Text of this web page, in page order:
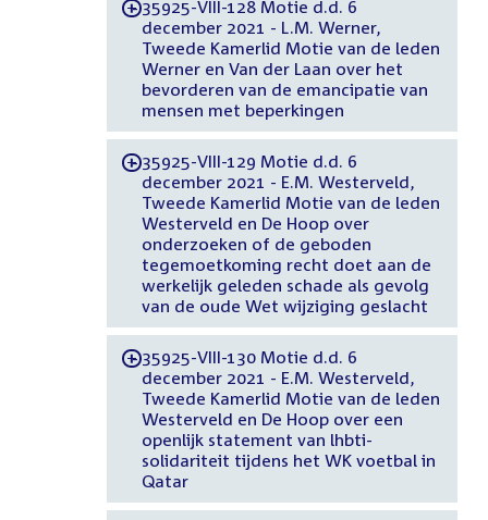
-35925-VIII-128 Motie d.d. 6
december 2021 - L.M. Werner,
Tweede Kamerlid Motie van de leden
Werner en Van der Laan over het
bevorderen van de emancipatie van
mensen met beperkingen
-35925-VIII-129 Motie d.d. 6
december 2021 - E.M. Westerveld,
Tweede Kamerlid Motie van de leden
Westerveld en De Hoop over
onderzoeken of de geboden
tegemoetkoming recht doet aan de
werkelijk geleden schade als gevolg
van de oude Wet wijziging geslacht
-35925-VIII-130 Motie d.d. 6
december 2021 - E.M. Westerveld,
Tweede Kamerlid Motie van de leden
Westerveld en De Hoop over een
openlijk statement van lhbti-
solidariteit tijdens het WK voetbal in
Qatar